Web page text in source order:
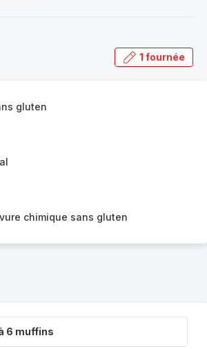
1 fournée
gluten
chimique sans gluten
6 muffins